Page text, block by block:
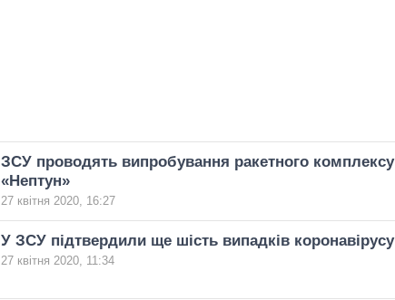
ЗСУ проводять випробування ракетного комплексу
«Нептун»
27 квітня 2020, 16:27
У ЗСУ підтвердили ще шість випадків коронавірусу
27 квітня 2020, 11:34